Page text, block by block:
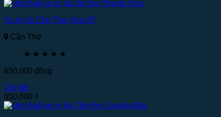
Xe tự lái Cần Thơ Vios AT
Cần Thơ
★ ★ ★ ★ ★
650,000 đồng
Chi tiết
650,000 ₫